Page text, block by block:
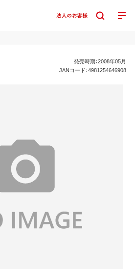
発売時期：2008年05月
JANコード：4981254646908